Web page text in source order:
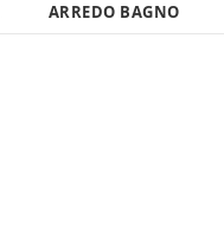
ARREDO BAGNO